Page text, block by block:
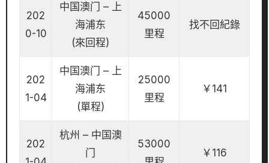
202
0-10
中国澳门 – 上
海浦东
(來回程)
45000
里程
找不回紀錄
202
1-04
中国澳门 – 上
海浦东
(單程)
25000
里程
￥141
202
杭州 – 中国澳
门
53000
￥116